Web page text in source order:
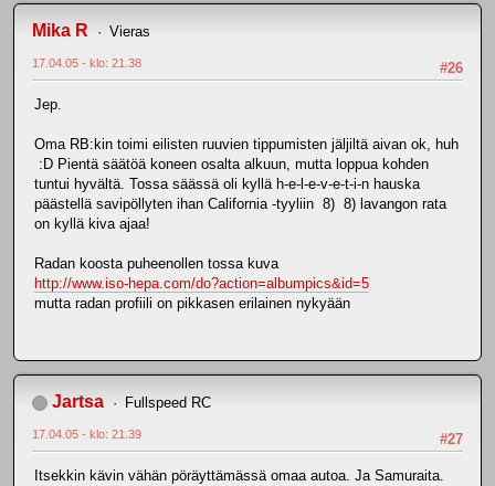
Mika R Vieras
#26
17.04.05 - klo: 21.38
Jep.
Oma RB:kin toimi eilisten ruuvien tippumisten jäljiltä aivan ok, huh
:D Pientä säätöä koneen osalta alkuun, mutta loppua kohden
tuntui hyvältä. Tossa säässä oli kyllä h-e-l-e-v-e-t-i-n hauska
päästellä savipöllyten ihan California -tyyliin 8) 8) lavangon rata
on kyllä kiva ajaa!
Radan koosta puheenollen tossa kuva
http://www.iso-hepa.com/do?action=albumpics&id=5
mutta radan profiili on pikkasen erilainen nykyään
Jartsa Fullspeed RC
#27
17.04.05 - klo: 21.39
Itsekkin kävin vähän pöräyttämässä omaa autoa. Ja Samuraita.